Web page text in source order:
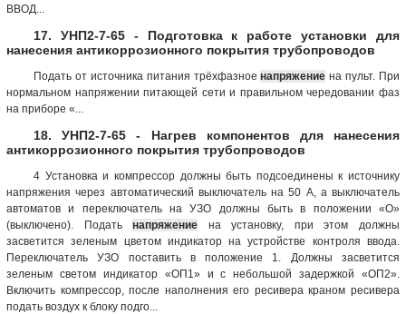
ВВОД...
17. УНП2-7-65 - Подготовка к работе установки для
нанесения антикоррозионного покрытия трубопроводов
Подать от источника питания трёхфазноенапряжение на пульт. При
нормальном напряжении питающей сети и правильном чередовании фаз
на приборе «...
18. УНП2-7-65 - Нагрев компонентов для нанесения
антикоррозионного покрытия трубопроводов
4 Установка и компрессор должны быть подсоединены к источнику
напряжения через автоматический выключатель на 50 А, а выключатель
автоматов и переключатель на УЗО должны быть в положении «О»
(выключено). Податьнапряжение на установку, при этом должны
засветится зеленым цветом индикатор на устройстве контроля ввода.
Переключатель УЗО поставить в положение 1. Должны засветится
зеленым светом индикатор «ОП1» и с небольшой задержкой «ОП2».
Включить компрессор, после наполнения его ресивера краном ресивера
подать воздух к блоку подго...